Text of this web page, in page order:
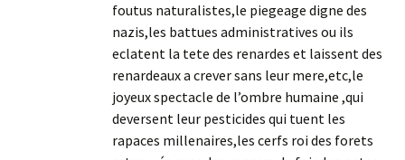
foutus naturalistes,le piegeage digne des
nazis,les battues administratives ou ils
eclatent la tete des renardes et laissent des
renardeaux a crever sans leur mere,etc,le
joyeux spectacle de l’ombre humaine ,qui
deversent leur pesticides qui tuent les
rapaces millenaires,les cerfs roi des forets